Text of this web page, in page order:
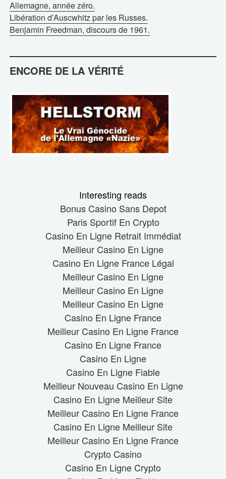
Allemagne, année zéro.
Libération d’Auscwhitz par les Russes.
Benjamin Freedman, discours de 1961.
ENCORE DE LA VÉRITÉ
Interesting reads
Bonus Casino Sans Depot
Paris Sportif En Crypto
Casino En Ligne Retrait Immédiat
Meilleur Casino En Ligne
Casino En Ligne France Légal
Meilleur Casino En Ligne
Meilleur Casino En Ligne
Meilleur Casino En Ligne
Casino En Ligne France
Meilleur Casino En Ligne France
Casino En Ligne France
Casino En Ligne
Casino En Ligne Fiable
Meilleur Nouveau Casino En Ligne
Casino En Ligne Meilleur Site
Meilleur Casino En Ligne France
Casino En Ligne Meilleur Site
Meilleur Casino En Ligne France
Crypto Casino
Casino En Ligne Crypto